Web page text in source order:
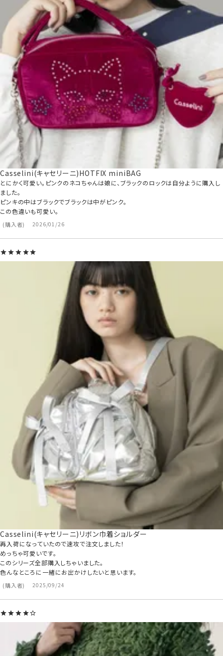
Casselini(キャセリーニ)HOTFIX miniBAG
購入者 2026/01/26
とにかく可愛い。ピンクのネコちゃんは娘に、ブラックのロックは自分ように購入し
ました。
ピンキの中はブラックでブラックは中がピンク。
この色違いも可愛い。
Casselini(キャセリーニ)リボン巾着ショルダー
購入者 2025/09/24
再入荷になっていたので速攻で注文しました！
めっちゃ可愛いです。
このシリーズ全部購入しちゃいました。
色んなところに一緒にお出かけしたいと思います。